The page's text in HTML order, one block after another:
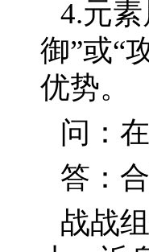
4.元
御”或“
优势。
问：
答：
战战